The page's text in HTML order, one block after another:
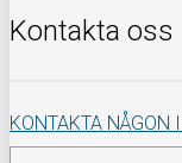
Kontakta oss
KONTAKTA NÅGON